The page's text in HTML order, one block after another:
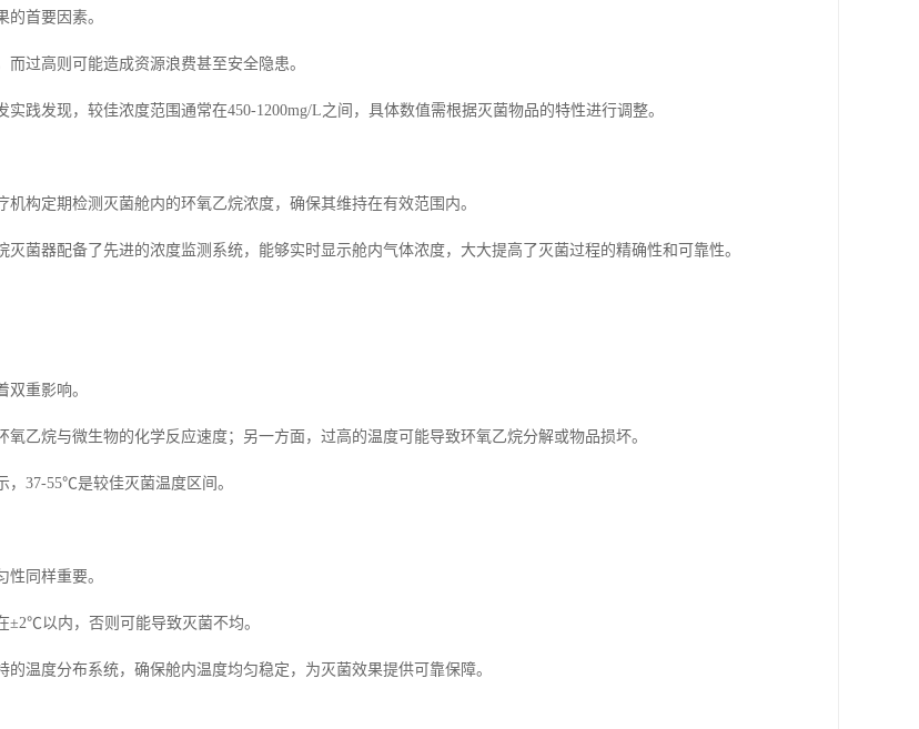
首要因素。
过高则可能造成资源浪费甚至安全隐患。
实践发现，较佳浓度范围通常在450-1200mg/L之间，具体数值需根据灭菌物品的特性进行调整。
机构定期检测灭菌舱内的环氧乙烷浓度，确保其维持在有效范围内。
灭菌器配备了先进的浓度监测系统，能够实时显示舱内气体浓度，大大提高了灭菌过程的精确性和可靠性。
重影响。
氧乙烷与微生物的化学反应速度；另一方面，过高的温度可能导致环氧乙烷分解或物品损坏。
，37-55℃是较佳灭菌温度区间。
同样重要。
±2℃以内，否则可能导致灭菌不均。
的温度分布系统，确保舱内温度均匀稳定，为灭菌效果提供可靠保障。